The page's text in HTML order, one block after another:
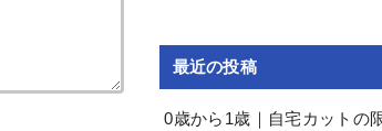
最近の投稿
0歳から1歳｜自宅カットの